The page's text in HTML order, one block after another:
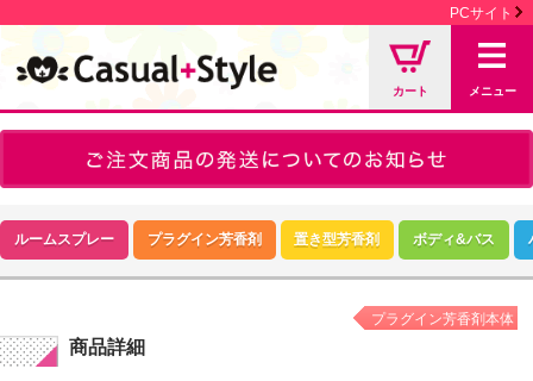
PCサイト
カート メニュー
ルームスプレー プラグイン芳香剤 置き型芳香剤 ボディ&バス
商品詳細
プラグイン芳香剤本体